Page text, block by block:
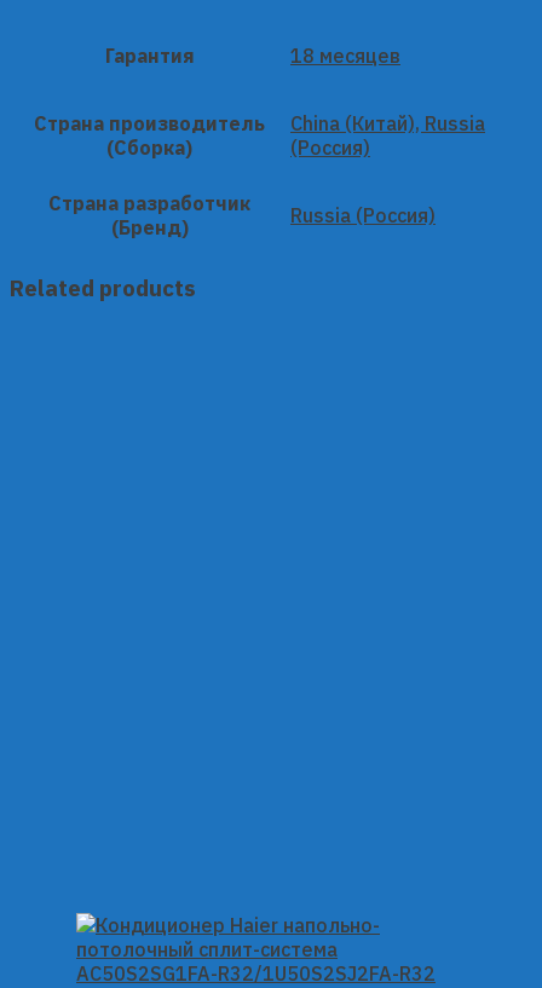
Гарантия 18 месяцев
Страна производитель
(Сборка)
China (Китай), Russia
(Россия)
Страна разработчик
(Бренд)
Russia (Россия)
Related products